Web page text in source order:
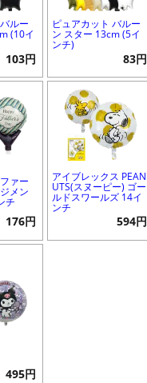
ルー
(10イ
103円
ピュアカット バルー
ン スター 13cm (5イ
ンチ)
83円
ァー
メン
チ
176円
アイブレックス PEAN
UTS(スヌーピー) ゴー
ルドスワールズ 14イ
ンチ
594円
495円